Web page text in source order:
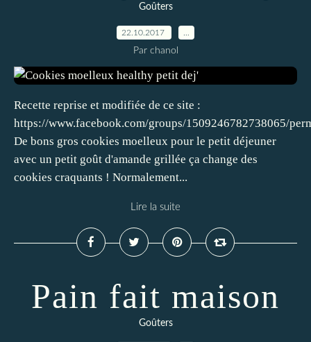
Goûters
22.10.2017
Par chanol
Recette reprise et modifiée de ce site :
https://www.facebook.com/groups/1509246782738065/
De bons gros cookies moelleux pour le petit déjeuner
avec un petit goût d'amande grillée ça change des
cookies craquants ! Normalement...
Lire la suite
Pain fait maison
Goûters